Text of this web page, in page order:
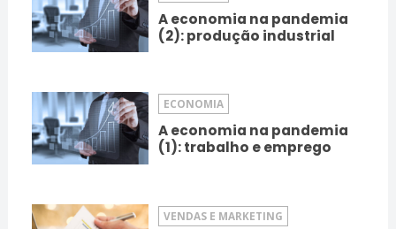
A economia na pandemia
(2): produção industrial
ECONOMIA
A economia na pandemia
(1): trabalho e emprego
VENDAS E MARKETING